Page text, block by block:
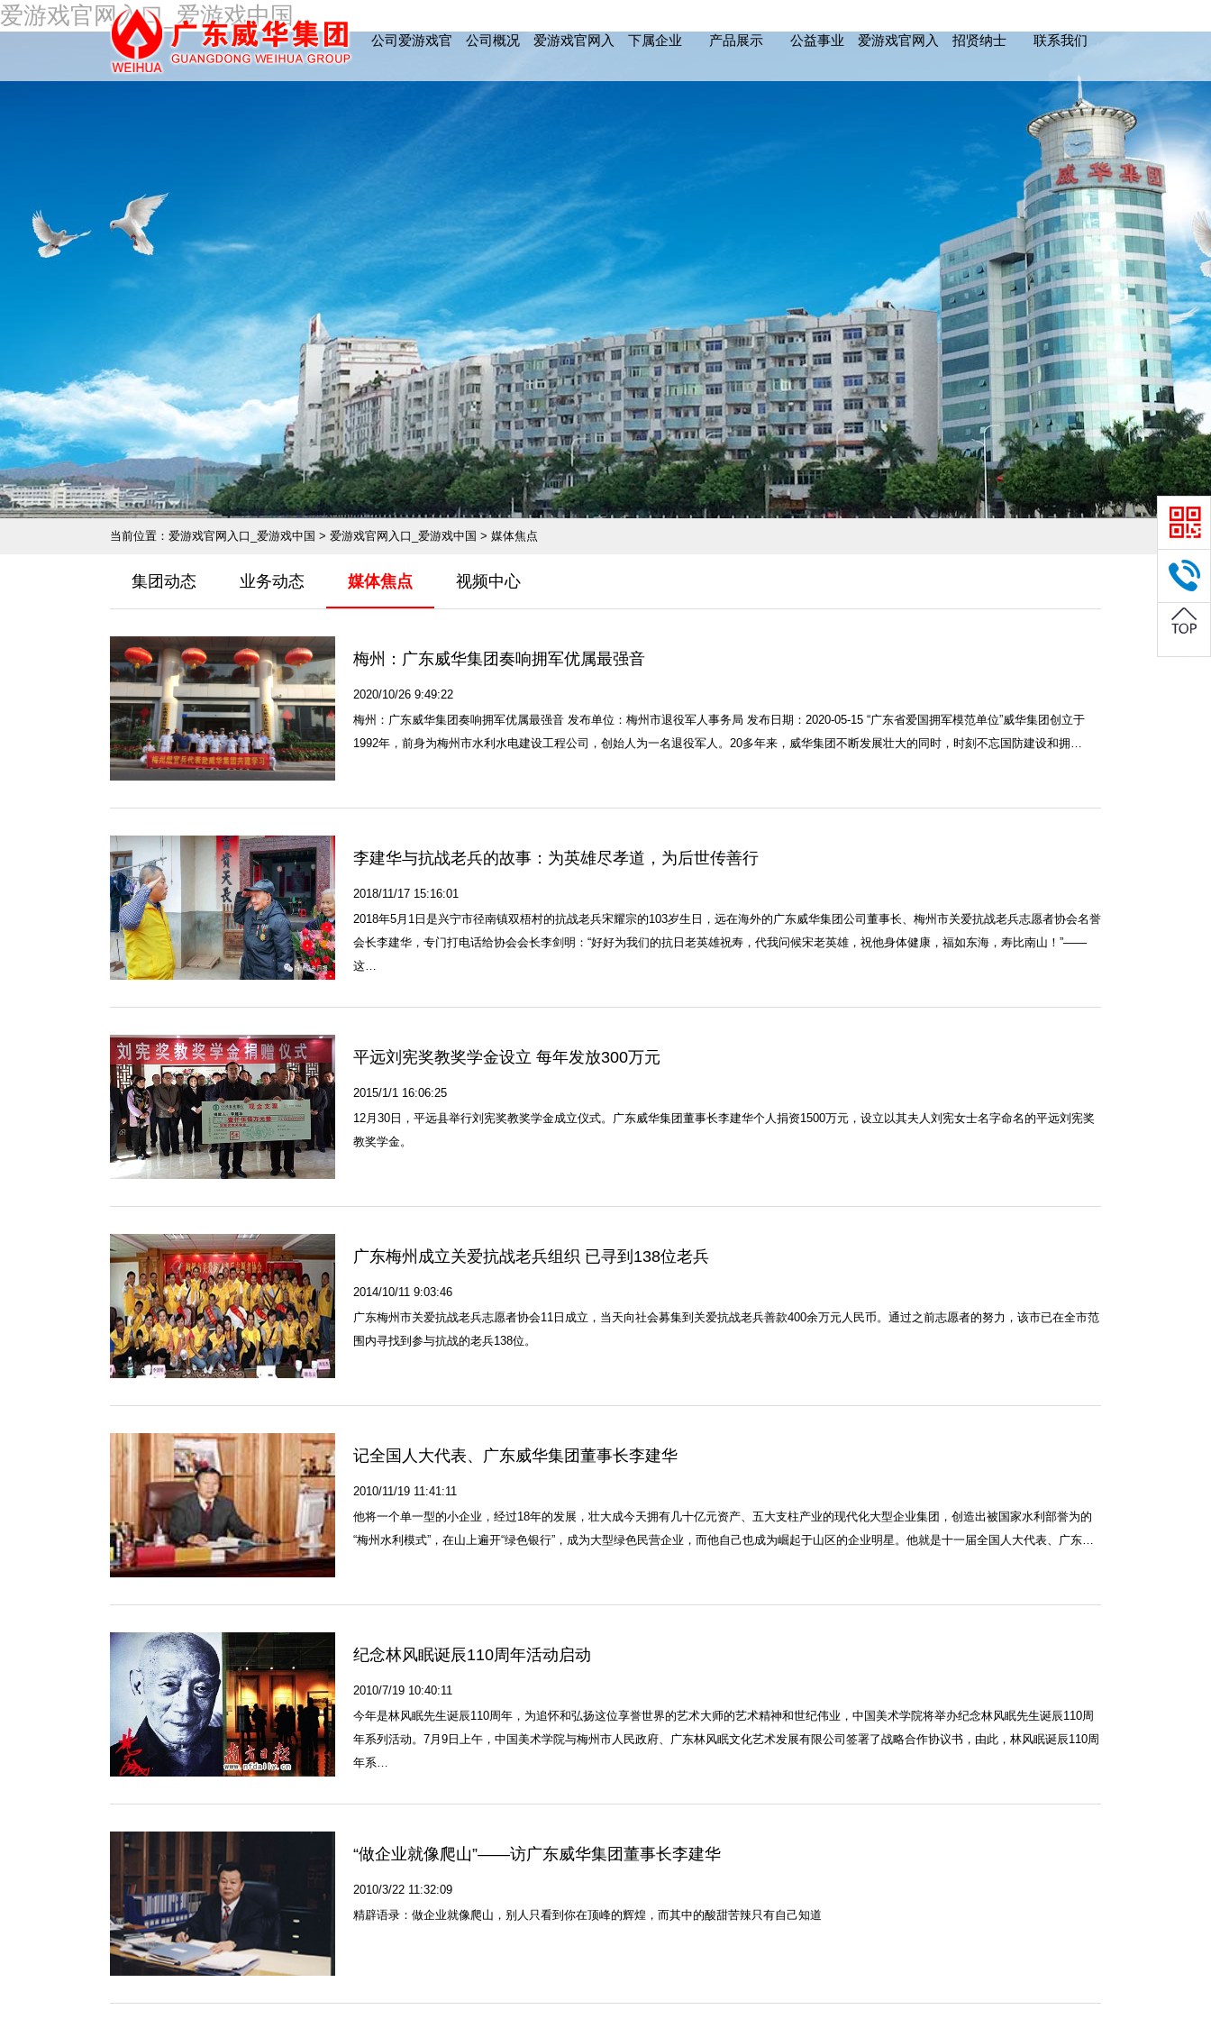
爱游戏官网入口_爱游戏中国
公司爱游戏官
网入口_爱游
公司概况 爱游戏官网入
国
下属企业 产品展示 公益事业 爱游戏官网入 招贤纳士 联系我们
当前位置： 爱游戏官网入口_爱游戏中国 > 爱游戏官网入口_爱游戏中国 > 媒体焦点
集团动态 业务动态 媒体焦点 视频中心
梅州：广东威华集团奏响拥军优属最强音
2020/10/26 9:49:22
梅州：广东威华集团奏响拥军优属最强音 发布单位：梅州市退役军人事务局 发布日期：2020-05-15 “广东省爱国拥军模范单位”威华集团创立于
1992年，前身为梅州市水利水电建设工程公司，创始人为一名退役军人。20多年来，威华集团不断发展壮大的同时，时刻不忘国防建设和拥…
李建华与抗战老兵的故事：为英雄尽孝道，为后世传善行
2018/11/17 15:16:01
2018年5月1日是兴宁市径南镇双梧村的抗战老兵宋耀宗的103岁生日，远在海外的广东威华集团公司董事长、梅州市关爱抗战老兵志愿者协会名誉
会长李建华，专门打电话给协会会长李剑明：“好好为我们的抗日老英雄祝寿，代我问候宋老英雄，祝他身体健康，福如东海，寿比南山！”——
这…
平远刘宪奖教奖学金设立 每年发放300万元
2015/1/1 16:06:25
12月30日，平远县举行刘宪奖教奖学金成立仪式。广东威华集团董事长李建华个人捐资1500万元，设立以其夫人刘宪女士名字命名的平远刘宪奖
教奖学金。
广东梅州成立关爱抗战老兵组织 已寻到138位老兵
2014/10/11 9:03:46
广东梅州市关爱抗战老兵志愿者协会11日成立，当天向社会募集到关爱抗战老兵善款400余万元人民币。通过之前志愿者的努力，该市已在全市范
围内寻找到参与抗战的老兵138位。
记全国人大代表、广东威华集团董事长李建华
2010/11/19 11:41:11
他将一个单一型的小企业，经过18年的发展，壮大成今天拥有几十亿元资产、五大支柱产业的现代化大型企业集团，创造出被国家水利部誉为的
“梅州水利模式”，在山上遍开“绿色银行”，成为大型绿色民营企业，而他自己也成为崛起于山区的企业明星。他就是十一届全国人大代表、广东…
纪念林风眠诞辰110周年活动启动
2010/7/19 10:40:11
今年是林风眠先生诞辰110周年，为追怀和弘扬这位享誉世界的艺术大师的艺术精神和世纪伟业，中国美术学院将举办纪念林风眠先生诞辰110周
年系列活动。7月9日上午，中国美术学院与梅州市人民政府、广东林风眠文化艺术发展有限公司签署了战略合作协议书，由此，林风眠诞辰110周
年系…
“做企业就像爬山”——访广东威华集团董事长李建华
2010/3/22 11:32:09
精辟语录：做企业就像爬山，别人只看到你在顶峰的辉煌，而其中的酸甜苦辣只有自己知道